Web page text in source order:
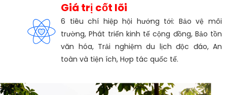
Giá trị cốt lõi
6 tiêu chí hiệp hội hướng tới: Bảo vệ môi
trường, Phát triển kinh tế cộng đồng, Bảo tồn
văn hóa, Trải nghiệm du lịch độc đáo, An
toàn và tiện ích, Hợp tác quốc tế.